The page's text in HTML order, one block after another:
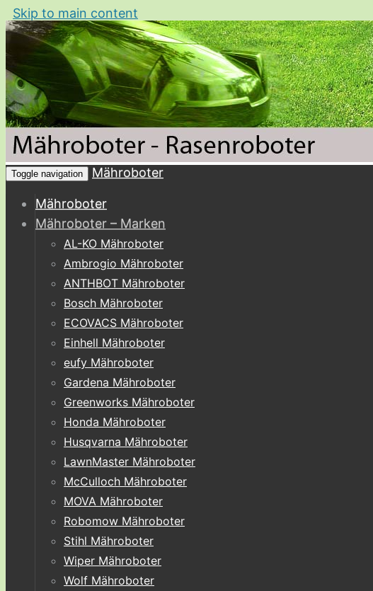
Skip to main content
Toggle navigation Mähroboter
Mähroboter
Mähroboter – Marken
AL-KO Mähroboter
Ambrogio Mähroboter
ANTHBOT Mähroboter
Bosch Mähroboter
ECOVACS Mähroboter
Einhell Mähroboter
eufy Mähroboter
Gardena Mähroboter
Greenworks Mähroboter
Honda Mähroboter
Husqvarna Mähroboter
LawnMaster Mähroboter
McCulloch Mähroboter
MOVA Mähroboter
Robomow Mähroboter
Stihl Mähroboter
Wiper Mähroboter
Wolf Mähroboter